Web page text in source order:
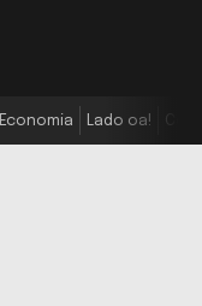
Economia Lado oa!